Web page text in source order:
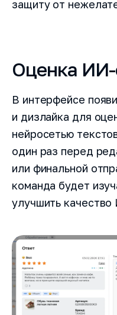
защиту от
Оценка ИИ-
В интерфейсе
и дизлайка для
нейросетью
один раз перед
или финальной
команда будет
улучшить